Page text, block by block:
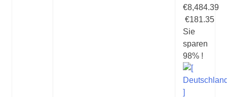
€8,484.39
€181.35
Sie
sparen
98% !